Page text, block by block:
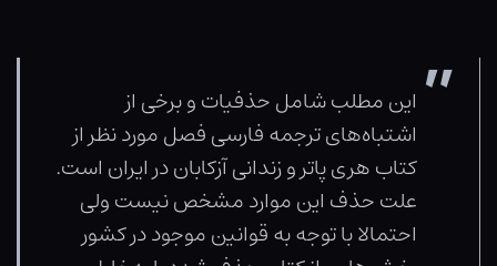
این مطلب شامل حذفیات و برخی از
اشتباه‌های ترجمه فارسی فصل مورد نظر از
کتاب هری پاتر و زندانی آزکابان در ایران است.
علت حذف این موارد مشخص نیست ولی
احتمالا با توجه به قوانین موجود در کشور